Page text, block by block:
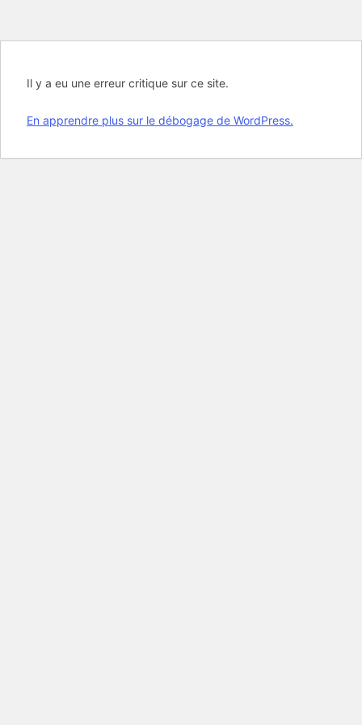
Il y a eu une erreur critique sur ce site.
En apprendre plus sur le débogage de WordPress.